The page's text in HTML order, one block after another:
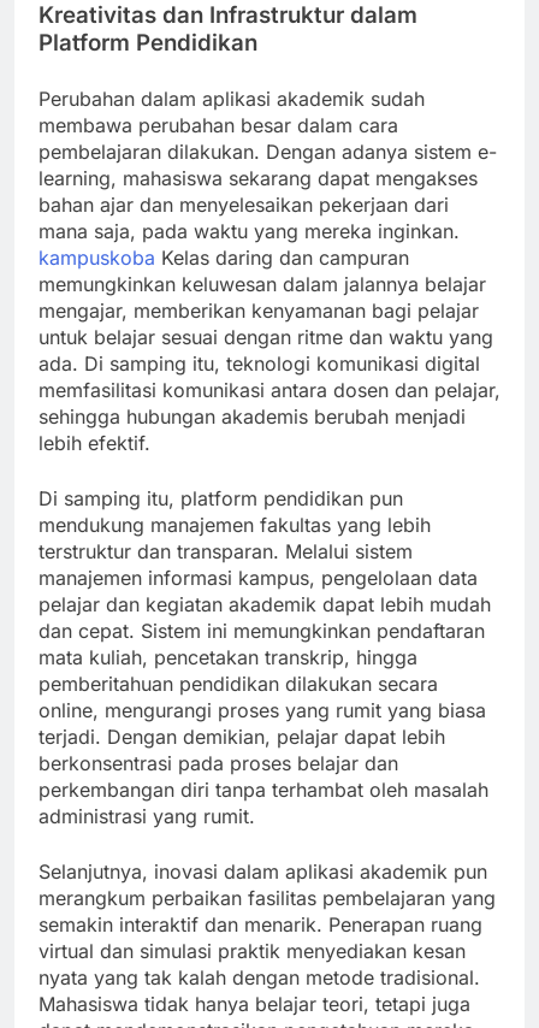
Kreativitas dan Infrastruktur dalam
Platform Pendidikan
Perubahan dalam aplikasi akademik sudah
membawa perubahan besar dalam cara
pembelajaran dilakukan. Dengan adanya sistem e-
learning, mahasiswa sekarang dapat mengakses
bahan ajar dan menyelesaikan pekerjaan dari
mana saja, pada waktu yang mereka inginkan.
kampuskoba Kelas daring dan campuran
memungkinkan keluwesan dalam jalannya belajar
mengajar, memberikan kenyamanan bagi pelajar
untuk belajar sesuai dengan ritme dan waktu yang
ada. Di samping itu, teknologi komunikasi digital
memfasilitasi komunikasi antara dosen dan pelajar,
sehingga hubungan akademis berubah menjadi
lebih efektif.
Di samping itu, platform pendidikan pun
mendukung manajemen fakultas yang lebih
terstruktur dan transparan. Melalui sistem
manajemen informasi kampus, pengelolaan data
pelajar dan kegiatan akademik dapat lebih mudah
dan cepat. Sistem ini memungkinkan pendaftaran
mata kuliah, pencetakan transkrip, hingga
pemberitahuan pendidikan dilakukan secara
online, mengurangi proses yang rumit yang biasa
terjadi. Dengan demikian, pelajar dapat lebih
berkonsentrasi pada proses belajar dan
perkembangan diri tanpa terhambat oleh masalah
administrasi yang rumit.
Selanjutnya, inovasi dalam aplikasi akademik pun
merangkum perbaikan fasilitas pembelajaran yang
semakin interaktif dan menarik. Penerapan ruang
virtual dan simulasi praktik menyediakan kesan
nyata yang tak kalah dengan metode tradisional.
Mahasiswa tidak hanya belajar teori, tetapi juga